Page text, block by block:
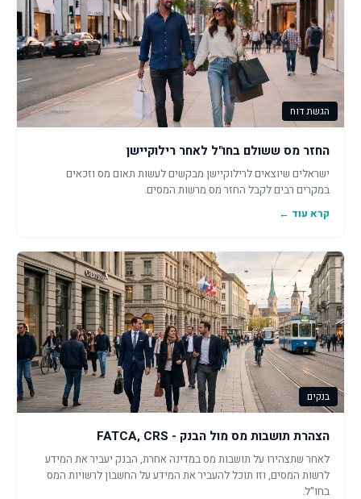
הגשת דוח
החזר מס ששולם בחו"ל לאחר רילוקיישן
ישראלים שיוצאים לרילוקיישן מבקשים לעשות תאום מס וזכאים
במקרים רבים לקבל החזר מס מרשות המסים.
קרא עוד ←
בנקים
הצהרת תושבות מס מול הבנק - FATCA, CRS
לאחר שתצהירו על תושבות מס במדינה אחרת, הבנק יעביר את המידע
לרשות המסים, וזו תוכל להעביר את המידע על החשבון לרשויות המס
בחו"ל.